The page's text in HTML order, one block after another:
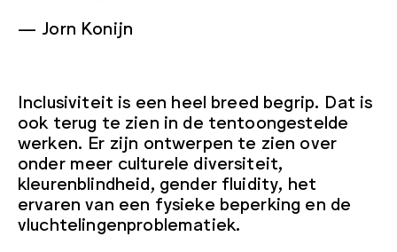
Jorn Konijn
Inclusiviteit is een heel breed begrip. Dat is
ook terug te zien in de tentoongestelde
werken. Er zijn ontwerpen te zien over
onder meer culturele diversiteit,
kleurenblindheid, gender fluidity, het
ervaren van een fysieke beperking en de
vluchtelingenproblematiek.